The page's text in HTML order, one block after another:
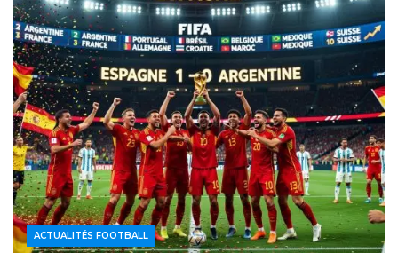
ACTUALITÉS FOOTBALL